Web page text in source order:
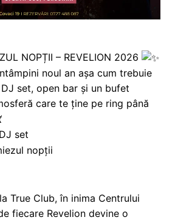
NOPȚII – REVELION 2026
noul an așa cum trebuie
set, open bar și un bufet
care te ține pe ring până
set
nopții
True Club, în inima Centrului
fiecare Revelion devine o